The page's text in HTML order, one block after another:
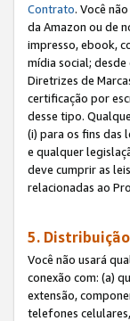
Contrato. Você
da Amazon ou de
impresso, ebook,
mídia social;
Diretrizes de
certificação por
desse tipo.
(i) para os fins das
e qualquer
deve cumprir as
relacionadas ao
5.
Você não usará
conexão com: (a)
extensão,
telefones